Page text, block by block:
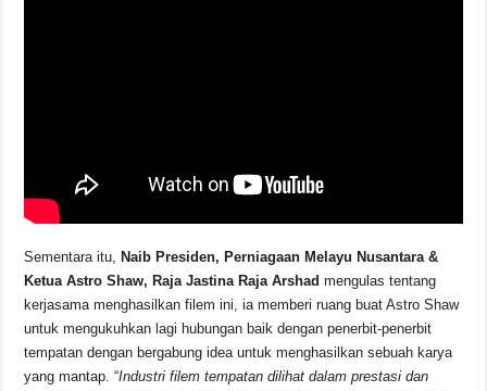
Sementara itu, Naib Presiden, Perniagaan Melayu Nusantara &
Ketua Astro Shaw, Raja Jastina Raja Arshadmengulas tentang
kerjasama menghasilkan filem ini, ia memberi ruang buat Astro Shaw
untuk mengukuhkan lagi hubungan baik dengan penerbit-penerbit
tempatan dengan bergabung idea untuk menghasilkan sebuah karya
yang mantap. “Industri filem tempatan dilihat dalam prestasi dan